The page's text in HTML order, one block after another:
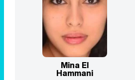
Mina El
Hammani